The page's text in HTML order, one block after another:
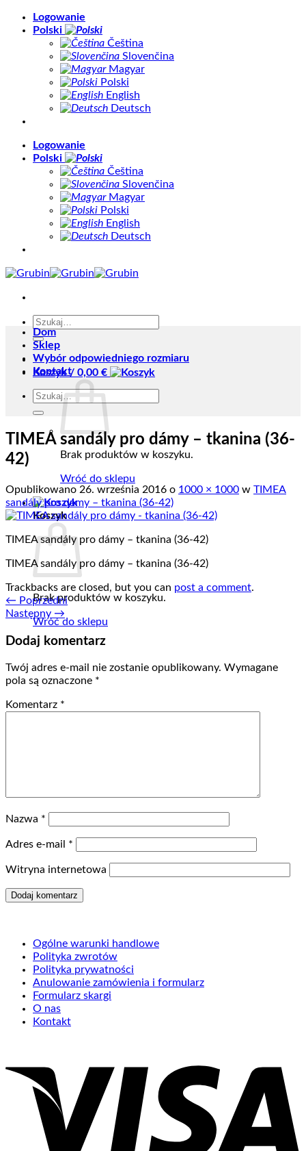
Skip
Logowanie
Polski
Čeština
Slovenčina
Magyar
Polski
English
Deutsch
Logowanie
Polski
Čeština
Slovenčina
Magyar
Polski
English
Deutsch
Szukaj:
Koszyk / 0,00 €
Brak produktów w koszyku.
Wróć do sklepu
Koszyk
Brak produktów w koszyku.
Wróć do sklepu
Dom
Sklep
Wybór odpowiedniego rozmiaru
Kontakt
Szukaj:
TIMEA sandály pro dámy – tkanina (36-
42)
Opublikowano 26. września 2016 o 1000 × 1000 w TIMEA
sandály pro dámy – tkanina (36-42)
TIMEA sandály pro dámy – tkanina (36-42)
TIMEA sandály pro dámy – tkanina (36-42)
Trackbacks are closed, but you can post a comment.
← Poprzedni
Następny →
Dodaj komentarz
Twój adres e-mail nie zostanie opublikowany. Wymagane
pola są oznaczone *
Komentarz *
Nazwa *
Adres e-mail *
Witryna internetowa
Ogólne warunki handlowe
Polityka zwrotów
Polityka prywatności
Anulowanie zamówienia i formularz
Formularz skargi
O nas
Kontakt